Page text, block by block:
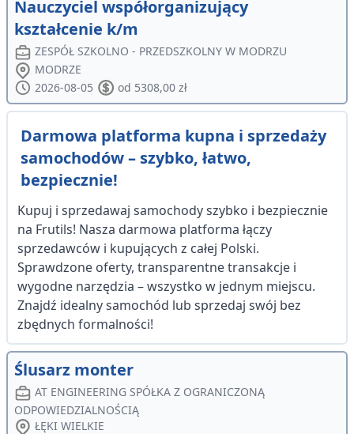
Nauczyciel współorganizujący
kształcenie k/m
ZESPÓŁ SZKOLNO - PRZEDSZKOLNY W MODRZU
MODRZE
2026-08-05
od 5308,00 zł
Darmowa platforma kupna i sprzedaży
samochodów – szybko, łatwo,
bezpiecznie!
Kupuj i sprzedawaj samochody szybko i bezpiecznie
na Frutils! Nasza darmowa platforma łączy
sprzedawców i kupujących z całej Polski.
Sprawdzone oferty, transparentne transakcje i
wygodne narzędzia – wszystko w jednym miejscu.
Znajdź idealny samochód lub sprzedaj swój bez
zbędnych formalności!
Ślusarz monter
AT ENGINEERING SPÓŁKA Z OGRANICZONĄ
ODPOWIEDZIALNOŚCIĄ
ŁĘKI WIELKIE